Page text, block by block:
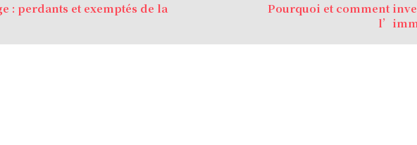
: perdants et exemptés de la
Pourquoi et comment